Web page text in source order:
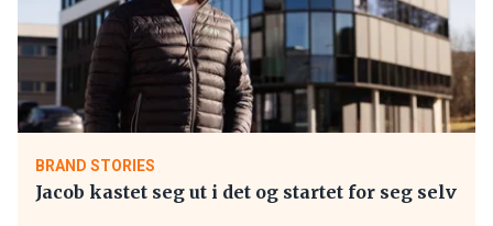
BRAND STORIES
Jacob kastet seg ut i det og startet for seg selv